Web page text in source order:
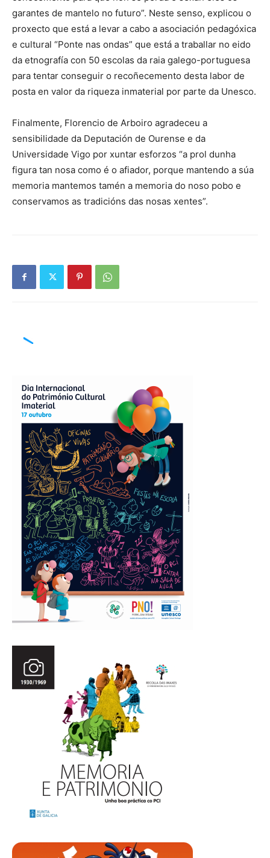
garantes de mantelo no futuro”. Neste senso, explicou o
proxecto que está a levar a cabo a asociación pedagóxica
e cultural “Ponte nas ondas” que está a traballar no eido
da etnografía con 50 escolas da raia galego-portuguesa
para tentar conseguir o recoñecemento desta labor de
posta en valor da riqueza inmaterial por parte da Unesco.
Finalmente, Florencio de Arboiro agradeceu a
sensibilidade da Deputación de Ourense e da
Universidade Vigo por xuntar esforzos “a prol dunha
figura tan nosa como é o afiador, porque mantendo a súa
memoria mantemos tamén a memoria do noso pobo e
conservamos as tradicións das nosas xentes”.